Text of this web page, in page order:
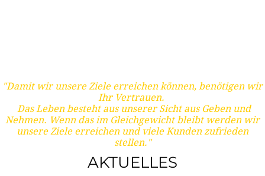
"Damit wir unsere Ziele erreichen können, benötigen wir
Ihr Vertrauen.
Das Leben besteht aus unserer Sicht aus Geben und
Nehmen. Wenn das im Gleichgewicht bleibt werden wir
unsere Ziele erreichen und viele Kunden zufrieden
stellen."
AKTUELLES